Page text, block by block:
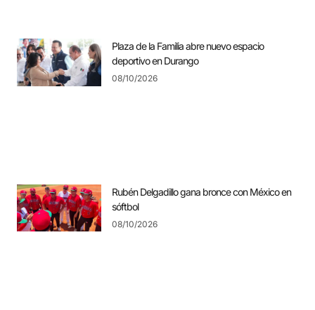
Plaza de la Familia abre nuevo espacio
deportivo en Durango
08/10/2026
Rubén Delgadillo gana bronce con México en
sóftbol
08/10/2026